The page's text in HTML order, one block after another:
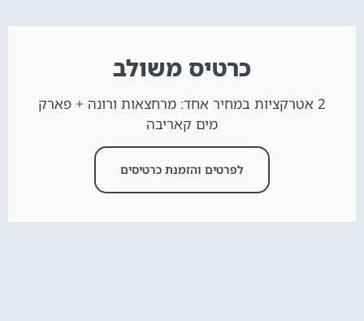
כרטיס משולב
2 אטרקציות במחיר אחד: מרחצאות ורונה + פארק
מים קאריבה
לפרטים והזמנת כרטיסים